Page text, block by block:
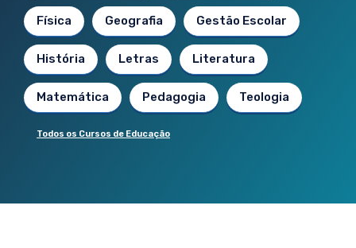
Física Geografia Gestão Escolar
História Letras Literatura
Matemática Pedagogia Teologia
Todos os Cursos de Educação